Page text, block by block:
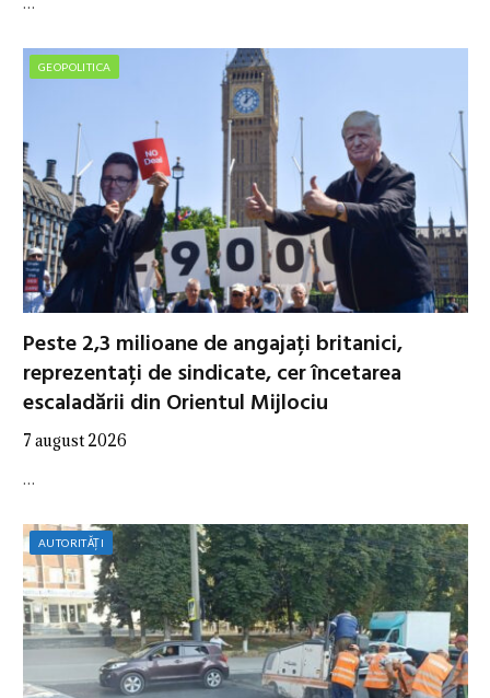
GEOPOLITICA
Peste 2,3 milioane de angajați britanici,
reprezentați de sindicate, cer încetarea
escaladării din Orientul Mijlociu
7 august 2026
…
AUTORITĂȚI